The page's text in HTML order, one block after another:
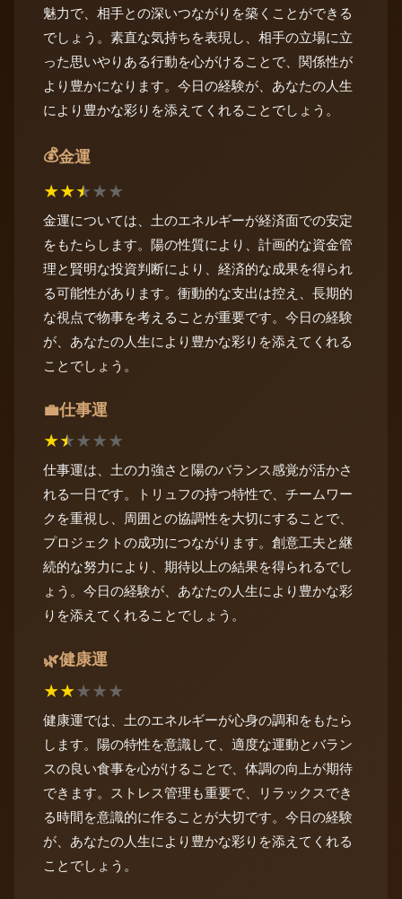
魅力で、相手との深いつながりを築くことができる
でしょう。素直な気持ちを表現し、相手の立場に立
った思いやりある行動を心がけることで、関係性が
より豊かになります。今日の経験が、あなたの人生
により豊かな彩りを添えてくれることでしょう。
💰金運
★★★★★
金運については、土のエネルギーが経済面での安定
をもたらします。陽の性質により、計画的な資金管
理と賢明な投資判断により、経済的な成果を得られ
る可能性があります。衝動的な支出は控え、長期的
な視点で物事を考えることが重要です。今日の経験
が、あなたの人生により豊かな彩りを添えてくれる
ことでしょう。
💼仕事運
★★★★★
仕事運は、土の力強さと陽のバランス感覚が活かさ
れる一日です。トリュフの持つ特性で、チームワー
クを重視し、周囲との協調性を大切にすることで、
プロジェクトの成功につながります。創意工夫と継
続的な努力により、期待以上の結果を得られるでし
ょう。今日の経験が、あなたの人生により豊かな彩
りを添えてくれることでしょう。
🌿健康運
★★★★★
健康運では、土のエネルギーが心身の調和をもたら
します。陽の特性を意識して、適度な運動とバラン
スの良い食事を心がけることで、体調の向上が期待
できます。ストレス管理も重要で、リラックスでき
る時間を意識的に作ることが大切です。今日の経験
が、あなたの人生により豊かな彩りを添えてくれる
ことでしょう。